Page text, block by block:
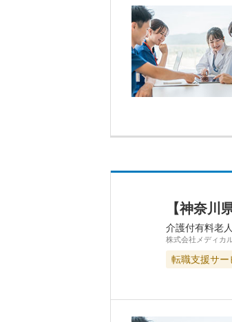
【神奈
介護付有料老
株式会社メディカ
転職支援サー